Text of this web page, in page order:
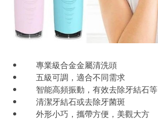
專業級合金金屬清洗頭
五級可調，適合不同需求
智能高頻振動，有效去除牙結石等
清潔牙結石或去除牙菌斑
外形小巧，攜帶方便，美觀大方